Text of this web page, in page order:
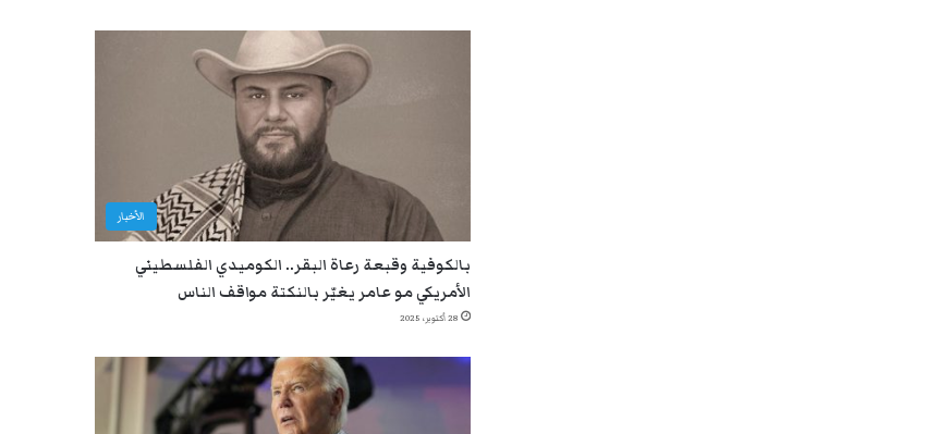
الأخبار
بالكوفية وقبعة رعاة البقر.. الكوميدي الفلسطيني
الأمريكي مو عامر يغيّر بالنكتة مواقف الناس
28 أكتوبر، 2025